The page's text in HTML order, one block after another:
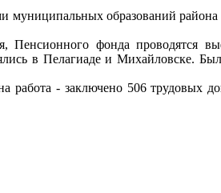
муниципальных образований района
Пенсионного фонда проводятся
в Пелагиаде и Михайловске.
- заключено 506 трудовых